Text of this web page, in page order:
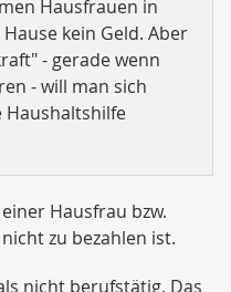
Hausfrauen in
kein Geld. Aber
- gerade wenn
- will man sich
Haushaltshilfe
Hausfrau bzw.
zu bezahlen ist.
nicht berufstätig. Das